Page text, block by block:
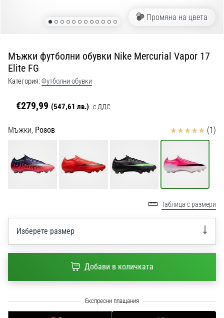
от
Nike,
adidas
PUMA.
от
мач,
гол
•
1 мин. четене
Nike
Открий
Промяна на цвета
Мъжки футболни обувки Nike Mercurial Vapor 17
Elite FG
Категория:Футболни обувки
€279,99 (547,61 лв.) с ДДС
Мъжки, Розов Отзиви (1)
Таблица с размери
Изберете размер
Добави в количката